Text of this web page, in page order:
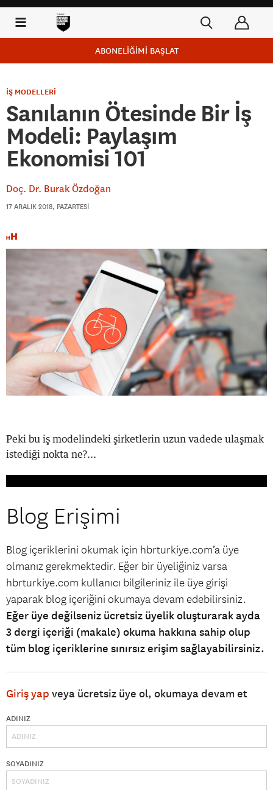
ABONELİĞİMİ BAŞLAT
İŞ MODELLERİ
Sanılanın Ötesinde Bir İş
Modeli: Paylaşım
Ekonomisi 101
Doç. Dr. Burak Özdoğan
17 ARALIK 2018, PAZARTESI
Peki bu iş modelindeki şirketlerin uzun vadede ulaşmak
istediği nokta ne?...
Blog Erişimi
Blog içeriklerini okumak için hbrturkiye.com’a üye
olmanız gerekmektedir. Eğer bir üyeliğiniz varsa
hbrturkiye.com kullanıcı bilgileriniz ile üye girişi
yaparak blog içeriğini okumaya devam edebilirsiniz.
Eğer üye değilseniz ücretsiz üyelik oluşturarak ayda
3 dergi içeriği (makale) okuma hakkına sahip olup
tüm blog içeriklerine sınırsız erişim sağlayabilirsiniz.
Giriş yap veya ücretsiz üye ol, okumaya devam et
ADINIZ
SOYADINIZ